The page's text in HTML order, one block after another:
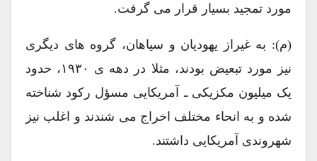
مورد تمجید بسیار قرار می گرفت.
(م): به غیراز یهودیان و سیاهان، گروه های دیگری
نیز مورد تبعیض بودند، مثلا در دهه ی ۱۹۳۰، حدود
یک میلیون مکزیکی ـ آمریکایی مسؤل رکود شناخته
شده و به انحاء مختلف اخراج می شندند و اغلب نیز
شهروندی آمریکایی داشتند.